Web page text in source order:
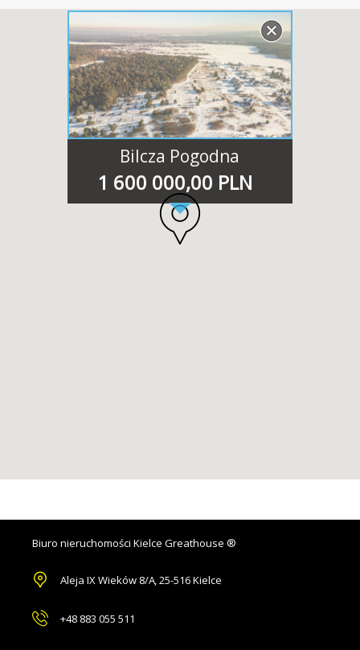
Bilcza Pogodna
1 600 000,00 PLN
Biuro nieruchomości Kielce Greathouse ®
Aleja IX Wieków 8/A,25-516 Kielce
+48 883 055 511